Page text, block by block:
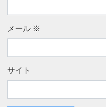
メール ※
サイト